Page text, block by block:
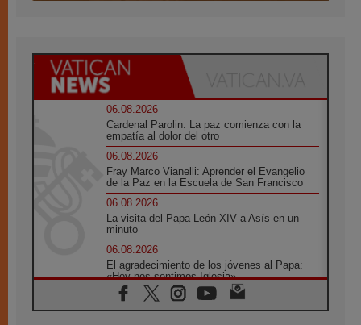
06.08.2026
Cardenal Parolin: La paz comienza con la
empatía al dolor del otro
06.08.2026
Fray Marco Vianelli: Aprender el Evangelio
de la Paz en la Escuela de San Francisco
06.08.2026
La visita del Papa León XIV a Asís en un
minuto
06.08.2026
El agradecimiento de los jóvenes al Papa:
«Hoy nos sentimos Iglesia»
06.08.2026
Líbano: Reanudan los coloquios en Roma en